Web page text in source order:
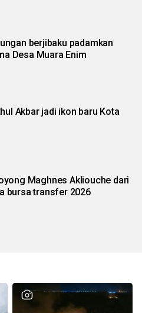
berjibaku padamkan
Desa Muara Enim
Akbar jadi ikon baru Kota
Maghnes Akliouche dari
bursa transfer 2026